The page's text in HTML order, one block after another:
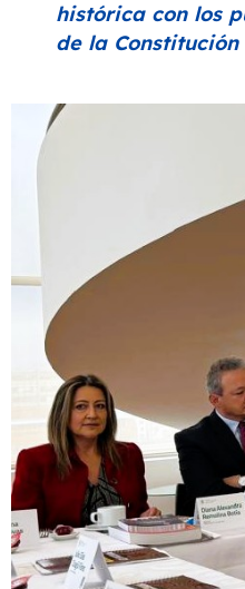
histórica con los
de la Constitución